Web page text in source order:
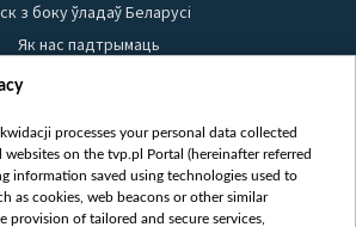
з боку ўладаў Беларусі
Як нас падтрымаць
выкарыстання матэрыялаў
Бяспека
Youtube
Белсат news
processes your personal data collected
on the tvp.pl Portal (hereinafter referred
information saved using technologies used to
as cookies, web beacons or other similar
provision of tailored and secure services,